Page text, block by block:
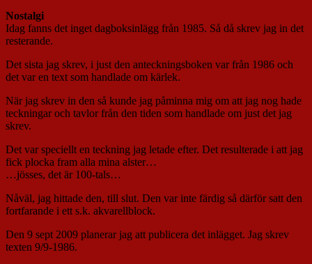
Nostalgi
Idag fanns det inget dagboksinlägg från 1985. Så då skrev jag in det
resterande.
Det sista jag skrev, i just den anteckningsboken var från 1986 och
det var en text som handlade om kärlek.
När jag skrev in den så kunde jag påminna mig om att jag nog hade
teckningar och tavlor från den tiden som handlade om just det jag
skrev.
Det var speciellt en teckning jag letade efter. Det resulterade i att jag
fick plocka fram alla mina alster…
…jösses, det är 100-tals…
Nåväl, jag hittade den, till slut. Den var inte färdig så därför satt den
fortfarande i ett s.k. akvarellblock.
Den 9 sept 2009 planerar jag att publicera det inlägget. Jag skrev
texten 9/9-1986.